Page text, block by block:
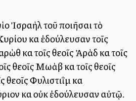
Ἰσραὴλ τοῦ ποιῆσαι τὸ
καὶ ἐδούλευσαν τοῖς
καὶ τοῖς θεοῖς Ἀρὰδ καὶ τοῖς
θεοῖς Μωὰβ καὶ τοῖς θεοῖς
Φυλιστιῒμ καὶ
καὶ οὐκ ἐδούλευσαν αὐτῷ.